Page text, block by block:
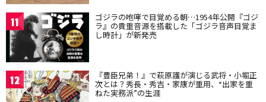
11 ゴジラの咆哮で目覚める朝…1954年公開『ゴジ
ラ』の貴重音源を搭載した「ゴジラ音声目覚ま
し時計」が新発売
12 『豊臣兄弟！』で萩原護が演じる武将・小堀正
次とは？秀長・秀吉・家康が重用、“出家を重
ねた実務派”の生涯